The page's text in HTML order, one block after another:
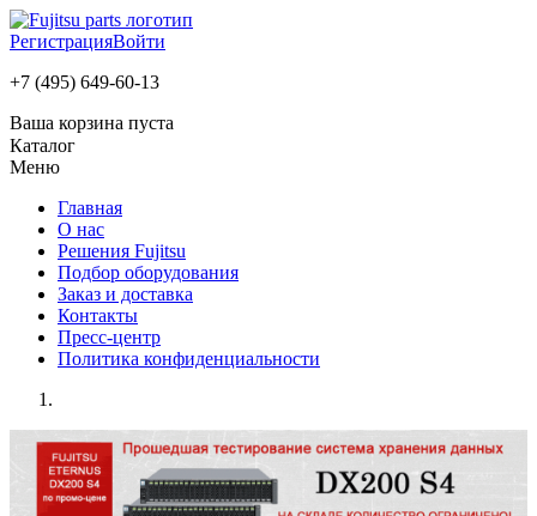
РегистрацияВойти
+7 (495) 649-60-13
Ваша корзина пуста
Каталог
Меню
Главная
О нас
Решения Fujitsu
Подбор оборудования
Заказ и доставка
Контакты
Пресс-центр
Политика конфиденциальности